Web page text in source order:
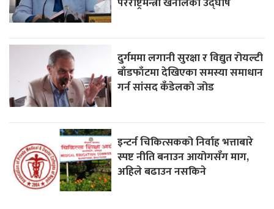
दुर्गममा लगानी सुरक्षा र विद्युत रोयल्टी
बाँडफाँटमा देखिएका समस्या समाधान
गर्न सांसद कँडेलको जोड
इन्टर्न चिकित्सकको निर्वाह भत्ताबारे
स्पष्ट नीति बनाउन आयोगसँग माग,
अहिले बढाउन नसकिने